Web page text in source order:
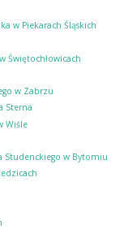
w Piekarach Śląskich
Świętochłowicach
w Zabrzu
Sterna
Wiśle
Studenckiego w Bytomiu